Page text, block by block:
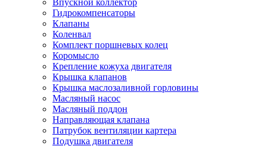
Впускной коллектор
Гидрокомпенсаторы
Клапаны
Коленвал
Комплект поршневых колец
Коромысло
Крепление кожуха двигателя
Крышка клапанов
Крышка маслозаливной горловины
Масляный насос
Масляный поддон
Направляющая клапана
Патрубок вентиляции картера
Подушка двигателя